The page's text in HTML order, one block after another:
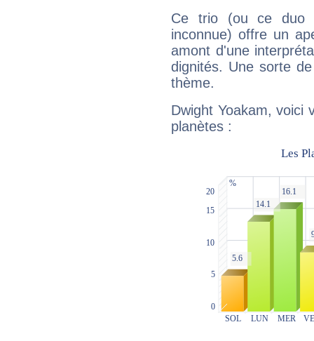
Ce trio (ou ce duo
inconnue) offre un
amont d'une
dignités. Une sorte
thème.
Dwight Yoakam, voici
planètes :